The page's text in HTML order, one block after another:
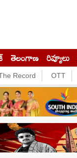
తెలంగాణ రివ్యూలు
Record OTT